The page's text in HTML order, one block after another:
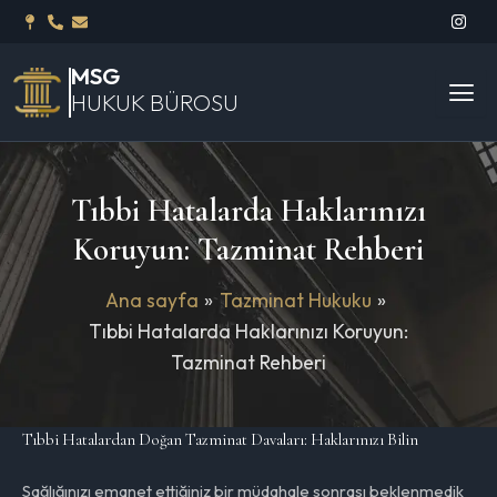
İçeriğe
I
n
g
r
m
MSG
HUKUK BÜROSU
Tıbbi Hatalarda Haklarınızı
Koruyun: Tazminat Rehberi
Ana sayfa
Tazminat Hukuku
Tıbbi Hatalarda Haklarınızı Koruyun:
Tazminat Rehberi
Tıbbi Hatalardan Doğan Tazminat Davaları: Haklarınızı Bilin
Sağlığınızı emanet ettiğiniz bir müdahale sonrası beklenmedik